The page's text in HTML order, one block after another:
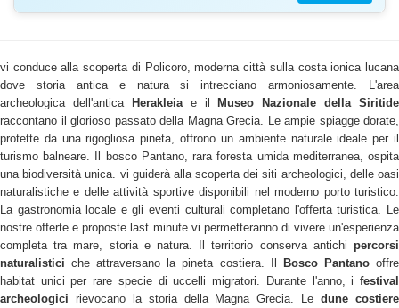
vi conduce alla scoperta di Policoro, moderna città sulla costa ionica lucana
dove storia antica e natura si intrecciano armoniosamente. L'area
archeologica dell'antica
Herakleiae il
Museo Nazionale della Siritide
raccontano il glorioso passato della Magna Grecia. Le ampie spiagge dorate,
protette da una rigogliosa pineta, offrono un ambiente naturale ideale per il
turismo balneare. Il bosco Pantano, rara foresta umida mediterranea, ospita
una biodiversità unica. vi guiderà alla scoperta dei siti archeologici, delle oasi
naturalistiche e delle attività sportive disponibili nel moderno porto turistico.
La gastronomia locale e gli eventi culturali completano l'offerta turistica. Le
nostre offerte e proposte last minute vi permetteranno di vivere un'esperienza
completa tra mare, storia e natura. Il territorio conserva antichi percorsi
naturalistici che attraversano la pineta costiera. Il Bosco Pantanooffre
habitat unici per rare specie di uccelli migratori. Durante l'anno, i festival
archeologici rievocano la storia della Magna Grecia. Ledune costiere